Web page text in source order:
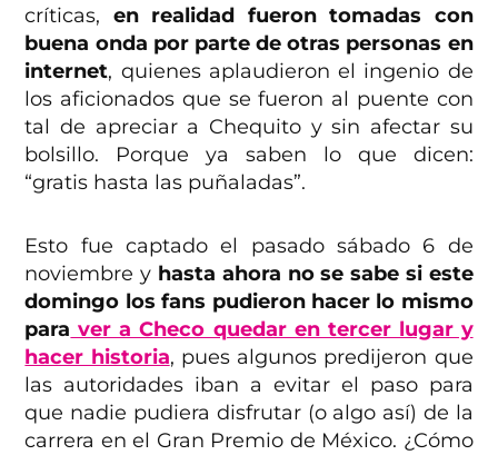
críticas, en realidad fueron tomadas con
buena onda por parte de otras personas en
internet, quienes aplaudieron el ingenio de
los aficionados que se fueron al puente con
tal de apreciar a Chequito y sin afectar su
bolsillo. Porque ya saben lo que dicen:
“gratis hasta las puñaladas”.
Esto fue captado el pasado sábado 6 de
noviembre y hasta ahora no se sabe si este
domingo los fans pudieron hacer lo mismo
para ver a Checo quedar en tercer lugar y
hacer historia, pues algunos predijeron que
las autoridades iban a evitar el paso para
que nadie pudiera disfrutar (o algo así) de la
carrera en el Gran Premio de México. ¿Cómo